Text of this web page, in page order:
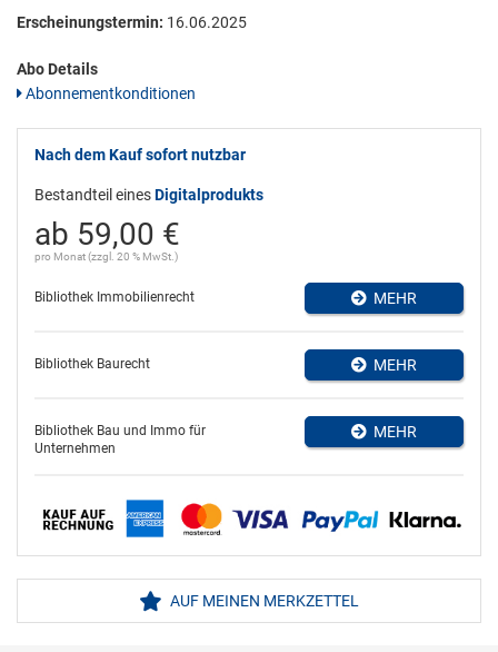
Erscheinungstermin: 16.06.2025
Abo Details
Abonnementkonditionen
Nach dem Kauf sofort nutzbar
Bestandteil einesDigitalprodukts
ab 59,00 €
pro Monat (zzgl. 20 % MwSt.)
Bibliothek Immobilienrecht MEHR
Bibliothek Baurecht MEHR
Bibliothek Bau und Immo für
Unternehmen
MEHR
AUF MEINEN MERKZETTEL